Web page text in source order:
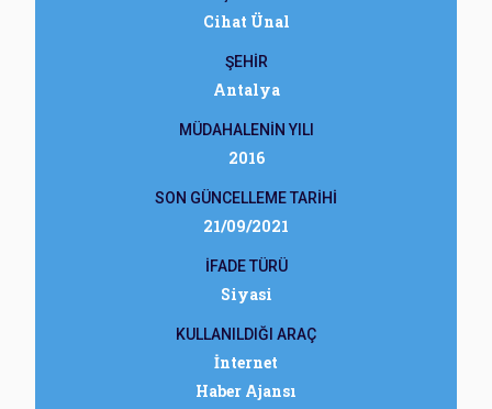
Cihat Ünal
ŞEHİR
Antalya
MÜDAHALENİN YILI
2016
SON GÜNCELLEME TARİHİ
21/09/2021
İFADE TÜRÜ
Siyasi
KULLANILDIĞI ARAÇ
İnternet
Haber Ajansı